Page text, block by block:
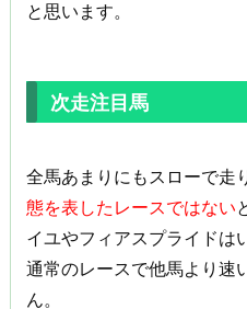
と思います。
次走注目馬
全馬あまりにもスローで走
態を表したレースではない
イユやフィアスプライドは
通常のレースで他馬より速
ん。